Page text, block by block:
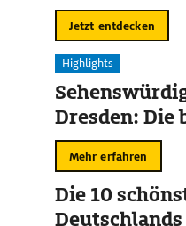
Jetzt entdecken
Highlights
Dresden: Die
Mehr erfahren
Die 10
Deutschlands